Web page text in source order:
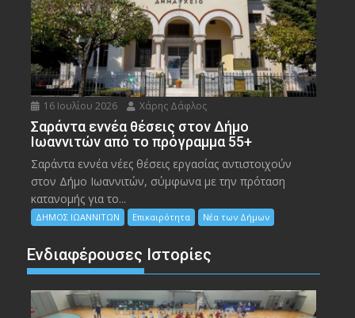
16 Ιουλίου 2026 Χάρης Δάφλος
Σαράντα εννέα θέσεις στον Δήμο
Ιωαννιτών από το πρόγραμμα 55+
Σαράντα εννέα νέες θέσεις εργασίας αντιστοιχούν
στον Δήμο Ιωαννιτών, σύμφωνα με την πρόταση
κατανομής για το...
ΔΗΜΟΣ ΙΩΑΝΝΙΤΩΝ Επικαιρότητα Νέα των Δήμων
Ενδιαφέρουσες Ιστορίες